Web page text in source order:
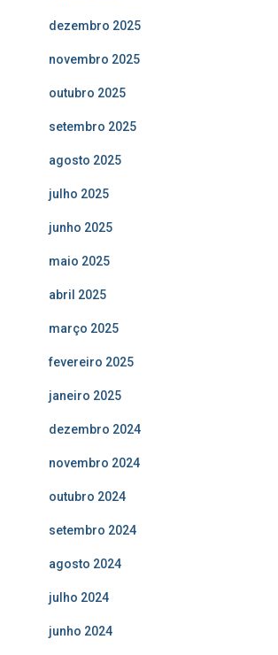
dezembro 2025
novembro 2025
outubro 2025
setembro 2025
agosto 2025
julho 2025
junho 2025
maio 2025
abril 2025
março 2025
fevereiro 2025
janeiro 2025
dezembro 2024
novembro 2024
outubro 2024
setembro 2024
agosto 2024
julho 2024
junho 2024